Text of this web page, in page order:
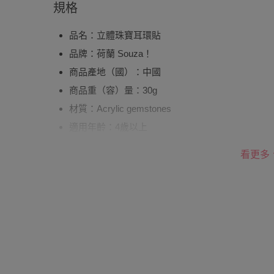
規格
品名：立體珠寶耳環貼
品牌：荷蘭 Souza！
商品產地（國）：中國
商品重（容）量：30g
材質：Acrylic gemstones
看更多